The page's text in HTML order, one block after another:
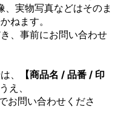
、実物写真などはそのま
ねます。
、事前にお問い合わせ
、
【商品名 / 品番 / 印
え、
お問い合わせくださ